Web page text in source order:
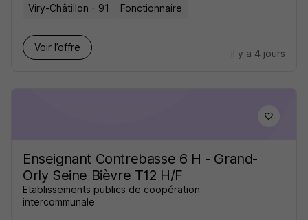
Viry-Châtillon - 91 Fonctionnaire
Voir l’offre
il y a 4 jours
Enseignant Contrebasse 6 H - Grand-
Orly Seine Bièvre T12 H/F
Etablissements publics de coopération
intercommunale